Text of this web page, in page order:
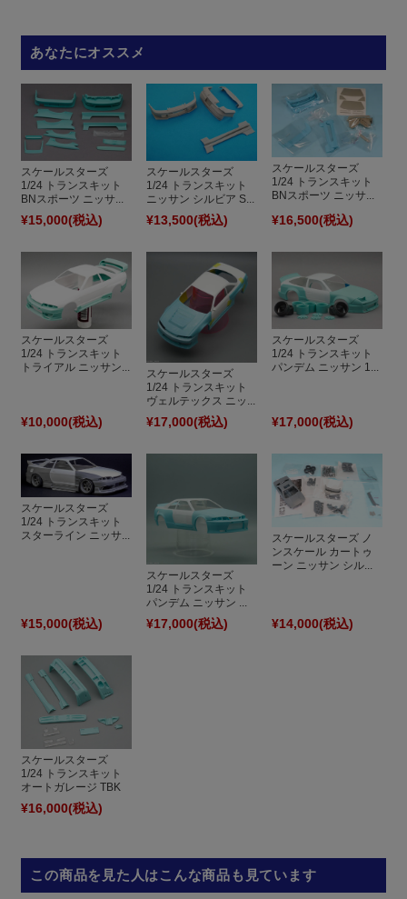
あなたにオススメ
スケールスターズ
1/24 トランスキット
BNスポーツ ニッサ...
¥15,000(税込)
スケールスターズ
1/24 トランスキット
ニッサン シルビア S...
¥13,500(税込)
スケールスターズ
1/24 トランスキット
BNスポーツ ニッサ...
¥16,500(税込)
スケールスターズ
1/24 トランスキット
トライアル ニッサン...
¥10,000(税込)
スケールスターズ
1/24 トランスキット
ヴェルテックス ニッ...
¥17,000(税込)
スケールスターズ
1/24 トランスキット
パンデム ニッサン 1...
¥17,000(税込)
スケールスターズ
1/24 トランスキット
スターライン ニッサ...
¥15,000(税込)
スケールスターズ
1/24 トランスキット
パンデム ニッサン ...
¥17,000(税込)
スケールスターズ ノ
ンスケール カートゥ
ーン ニッサン シル...
¥14,000(税込)
スケールスターズ
1/24 トランスキット
オートガレージ TBK
¥16,000(税込)
この商品を見た人はこんな商品も見ています